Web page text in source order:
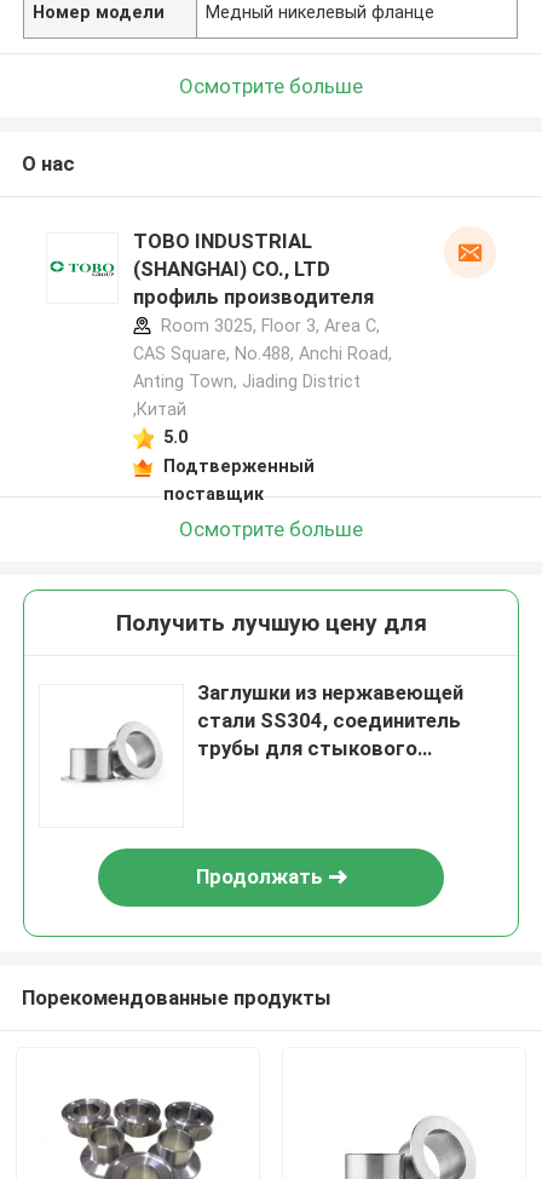
Номер модели Медный никелевый фланце
Осмотрите больше
О нас
TOBO INDUSTRIAL
(SHANGHAI) CO., LTD
профиль производителя
Room 3025, Floor 3, Area C,
CAS Square, No.488, Anchi Road,
Anting Town, Jiading District
,Китай
5.0
Подтверженный
поставщик
Осмотрите больше
Получить лучшую цену для
Заглушки из нержавеющей
стали SS304, соединитель
трубы для стыкового
Продолжать
Порекомендованные продукты